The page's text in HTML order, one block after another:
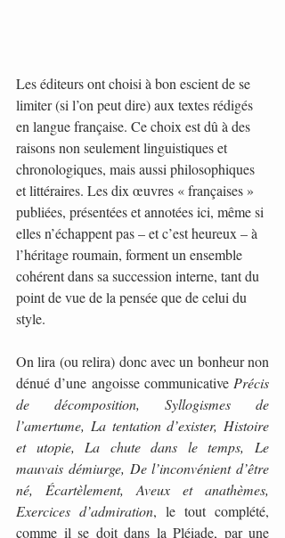
Les éditeurs ont choisi à bon escient de se
limiter (si l’on peut dire) aux textes rédigés
en langue française. Ce choix est dû à des
raisons non seulement linguistiques et
chronologiques, mais aussi philosophiques
et littéraires. Les dix œuvres « françaises »
publiées, présentées et annotées ici, même si
elles n’échappent pas – et c’est heureux – à
l’héritage roumain, forment un ensemble
cohérent dans sa succession interne, tant du
point de vue de la pensée que de celui du
style.
On lira (ou relira) donc avec un bonheur non
dénué d’une angoisse communicative Précis
de décomposition, Syllogismes de
l’amertume, La tentation d’exister, Histoire
et utopie, La chute dans le temps, Le
mauvais démiurge, De l’inconvénient d’être
né, Écartèlement, Aveux et anathèmes,
Exercices d’admiration, le tout complété,
comme il se doit dans la Pléiade, par une